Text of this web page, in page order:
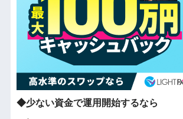
◆少ない資金で運用開始するなら